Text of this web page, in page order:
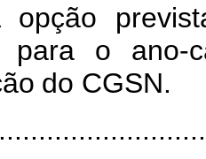
opção
para
o ano-
ão do CGSN.